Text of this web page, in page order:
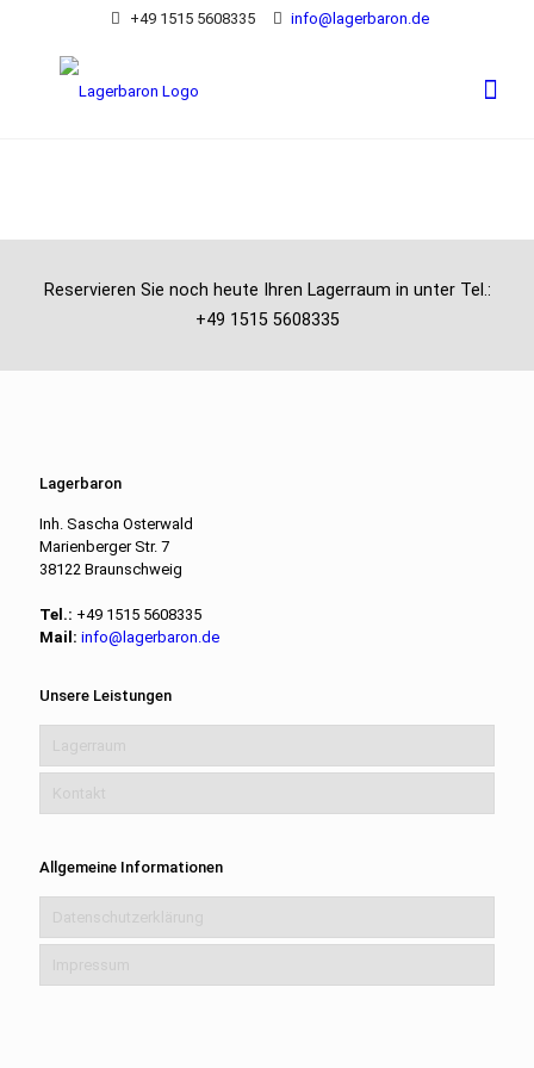
+49 1515 5608335 info@lagerbaron.de
Reservieren Sie noch heute Ihren Lagerraum in unter Tel.:
+49 1515 5608335
Lagerbaron
Inh. Sascha Osterwald
Marienberger Str. 7
38122 Braunschweig
Tel.: +49 1515 5608335
Mail: info@lagerbaron.de
Unsere Leistungen
Allgemeine Informationen